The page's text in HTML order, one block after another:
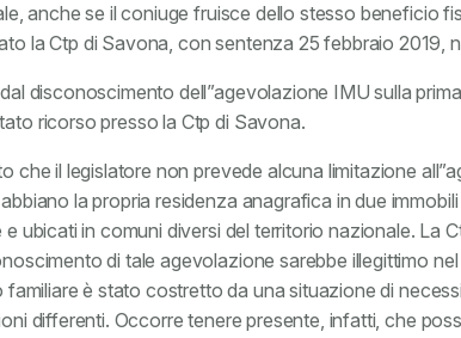
anche se il coniuge fruisce dello stesso beneficio
la Ctp di Savona, con sentenza 25 febbraio 2019,
disconoscimento dell”agevolazione IMU sulla
ricorso presso la Ctp di Savona.
che il legislatore non prevede alcuna limitazione
la propria residenza anagrafica in due
ubicati in comuni diversi del territorio nazionale. La
di tale agevolazione sarebbe illegittimo
familiare è stato costretto da una situazione di
differenti. Occorre tenere presente, infatti, che